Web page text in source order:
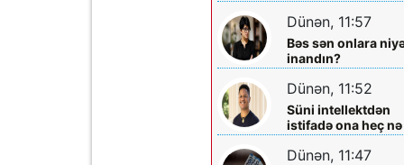
Dünən, 11:57
Bəs sən onlara
inandın?
Dünən, 11:52
Süni intellektdən
istifadə ona heç nə
qazandırmadı...
Dünən, 11:47